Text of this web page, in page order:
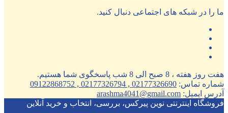
ما را در شبکه های اجتماعی دنبال کنید.
هفت روز هفته ، 8 صبح الی 8 شب پاسخگوی شما هستیم.
شماره تماس: 02177326690 , 02177326794 , 09122868752
آدرس ایمیل: arashma4041@gmail.com
فروشگاه اینترنتی نوین پیرکس، بررسی، انتخاب و خرید آنلاین